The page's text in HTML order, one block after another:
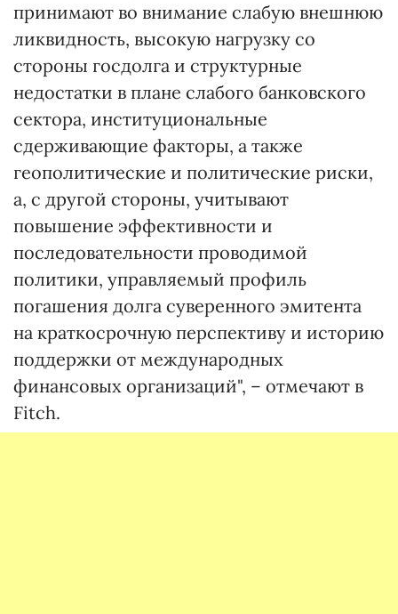
принимают во внимание слабую внешнюю
ликвидность, высокую нагрузку со
стороны госдолга и структурные
недостатки в плане слабого банковского
сектора, институциональные
сдерживающие факторы, а также
геополитические и политические риски,
а, с другой стороны, учитывают
повышение эффективности и
последовательности проводимой
политики, управляемый профиль
погашения долга суверенного эмитента
на краткосрочную перспективу и историю
поддержки от международных
финансовых организаций", – отмечают в
Fitch.